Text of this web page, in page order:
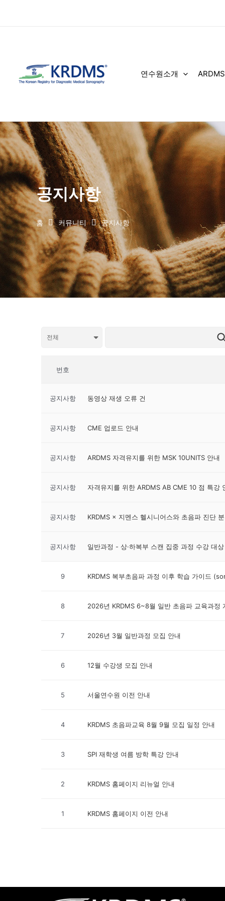
연수원소개
공지사항
홈 커뮤니티 공지사항
번호
공지사항 동영상 재생 오류 건
공지사항 CME 업로드 안내
공지사항 ARDMS 자격유지를 위한 MSK 10UNITS 안내
공지사항 자격유지를 위한 ARDMS AB CME 10 점 특강
공지사항 KRDMS × 지멘스 헬시니어스와 초음파 진단
공지사항 일반과정 - 상·하복부 스캔 집중 과정 수강 대
9 KRDMS 복부초음파 과정 이후 학습 가이드
8 2026년 KRDMS 6~8월 일반 초음파 교육과정
7 2026년 3월 일반과정 모집 안내
6 12월 수강생 모집 안내
5 서울연수원 이전 안내
4 KRDMS 초음파교육 8월 9월 모집 일정 안내
3 SPI 재학생 여름 방학 특강 안내
2 KRDMS 홈페이지 리뉴얼 안내
1 KRDMS 홈페이지 이전 안내